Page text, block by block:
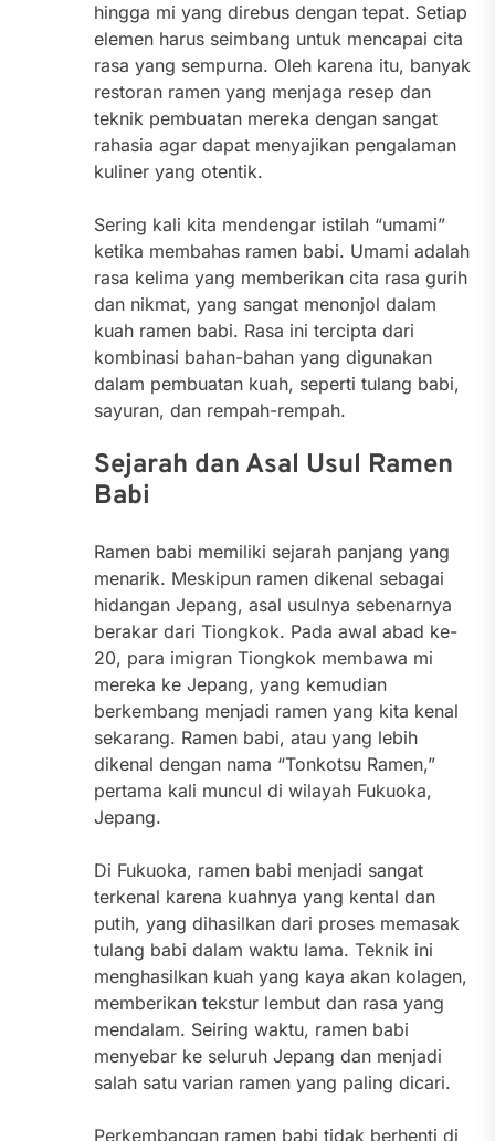
hingga mi yang direbus dengan tepat. Setiap
elemen harus seimbang untuk mencapai cita
rasa yang sempurna. Oleh karena itu, banyak
restoran ramen yang menjaga resep dan
teknik pembuatan mereka dengan sangat
rahasia agar dapat menyajikan pengalaman
kuliner yang otentik.
Sering kali kita mendengar istilah “umami”
ketika membahas ramen babi. Umami adalah
rasa kelima yang memberikan cita rasa gurih
dan nikmat, yang sangat menonjol dalam
kuah ramen babi. Rasa ini tercipta dari
kombinasi bahan-bahan yang digunakan
dalam pembuatan kuah, seperti tulang babi,
sayuran, dan rempah-rempah.
Sejarah dan Asal Usul Ramen
Babi
Ramen babi memiliki sejarah panjang yang
menarik. Meskipun ramen dikenal sebagai
hidangan Jepang, asal usulnya sebenarnya
berakar dari Tiongkok. Pada awal abad ke-
20, para imigran Tiongkok membawa mi
mereka ke Jepang, yang kemudian
berkembang menjadi ramen yang kita kenal
sekarang. Ramen babi, atau yang lebih
dikenal dengan nama “Tonkotsu Ramen,”
pertama kali muncul di wilayah Fukuoka,
Jepang.
Di Fukuoka, ramen babi menjadi sangat
terkenal karena kuahnya yang kental dan
putih, yang dihasilkan dari proses memasak
tulang babi dalam waktu lama. Teknik ini
menghasilkan kuah yang kaya akan kolagen,
memberikan tekstur lembut dan rasa yang
mendalam. Seiring waktu, ramen babi
menyebar ke seluruh Jepang dan menjadi
salah satu varian ramen yang paling dicari.
Perkembangan ramen babi tidak berhenti di